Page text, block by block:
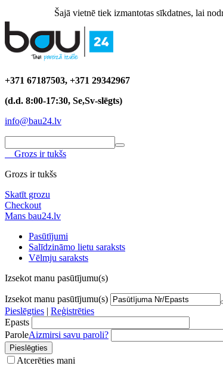
Šajā vietnē tiek izmantotas sīkdatnes, lai
+371 67187503, +371 29342967
(d.d. 8:00-17:30, Se,Sv-slēgts)
info@bau24.lv
Grozs ir tukšs
Grozs ir tukšs
Skatīt grozu
Checkout
Mans bau24.lv
Pasūtījumi
Salīdzināmo lietu saraksts
Vēlmju saraksts
Izsekot manu pasūtījumu(s)
Izsekot manu pasūtījumu(s)
Pieslēgties | Reģistrēties
Epasts
ParoleAizmirsi savu paroli?
Atcerēties mani